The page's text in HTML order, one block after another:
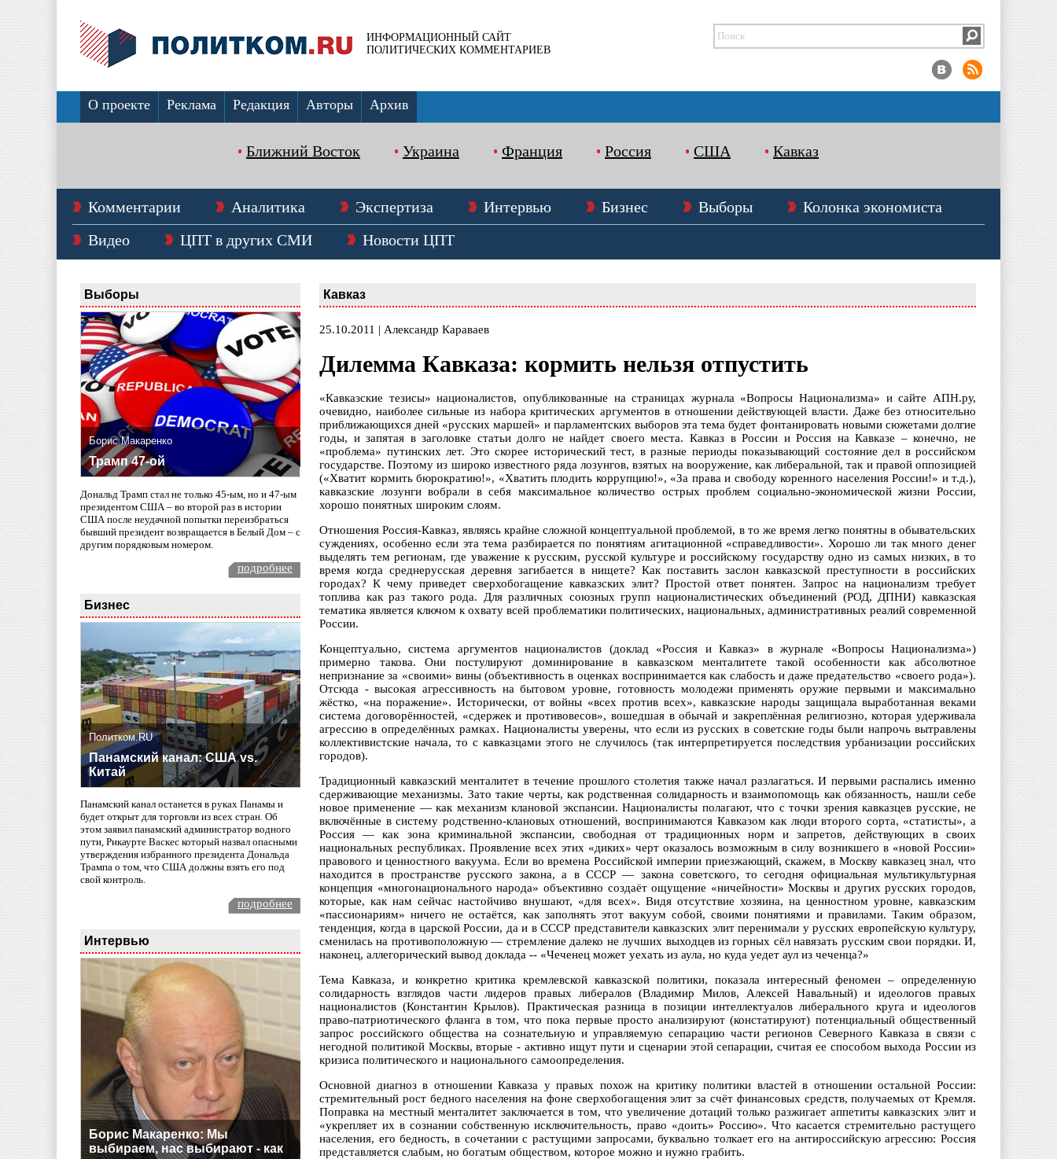
ИНФОРМАЦИОННЫЙ САЙТ
ПОЛИТИЧЕСКИХ КОММЕНТАРИЕВ
О проекте Реклама Редакция Авторы Архив
Ближний Восток Украина Франция Россия США Кавказ
Комментарии Аналитика Экспертиза Интервью Бизнес Выборы
Колонка экономиста
Видео
ЦПТ в других СМИ Новости ЦПТ
Выборы
Борис Макаренко
Трамп 47-ой
Дональд Трамп стал не только 45-ым, но и 47-ым
президентом США – во второй раз в истории
США после неудачной попытки переизбраться
бывший президент возвращается в Белый Дом – с
другим порядковым номером.
подробнее
Бизнес
Политком.RU
Панамский канал: США vs.
Китай
Панамский канал останется в руках Панамы и
будет открыт для торговли из всех стран. Об
этом заявил панамский администратор водного
пути, Рикаурте Васкес который назвал опасными
утверждения избранного президента Дональда
Трампа о том, что США должны взять его под
свой контроль.
подробнее
Интервью
Борис Макаренко: Мы
выбираем, нас выбирают - как
Кавказ
25.10.2011 | Александр Караваев
Дилемма Кавказа: кормить нельзя отпустить
«Кавказские тезисы» националистов, опубликованные на страницах журнала «Вопросы Национализма» и сайте АПН.ру,
очевидно, наиболее сильные из набора критических аргументов в отношении действующей власти. Даже без относительно
приближающихся дней «русских маршей» и парламентских выборов эта тема будет фонтанировать новыми сюжетами долгие
годы, и запятая в заголовке статьи долго не найдет своего места. Кавказ в России и Россия на Кавказе – конечно, не
«проблема» путинских лет. Это скорее исторический тест, в разные периоды показывающий состояние дел в российском
государстве. Поэтому из широко известного ряда лозунгов, взятых на вооружение, как либеральной, так и правой оппозицией
(«Хватит кормить бюрократию!», «Хватить плодить коррупцию!», «За права и свободу коренного населения России!» и т.д.),
кавказские лозунги вобрали в себя максимальное количество острых проблем социально-экономической жизни России,
хорошо понятных широким слоям.
Отношения Россия-Кавказ, являясь крайне сложной концептуальной проблемой, в то же время легко понятны в обывательских
суждениях, особенно если эта тема разбирается по понятиям агитационной «справедливости». Хорошо ли так много денег
выделять тем регионам, где уважение к русским, русской культуре и российскому государству одно из самых низких, в то
время когда среднерусская деревня загибается в нищете? Как поставить заслон кавказской преступности в российских
городах? К чему приведет сверхобогащение кавказских элит? Простой ответ понятен. Запрос на национализм требует
топлива как раз такого рода. Для различных союзных групп националистических объединений (РОД, ДПНИ) кавказская
тематика является ключом к охвату всей проблематики политических, национальных, административных реалий современной
России.
Концептуально, система аргументов националистов (доклад «Россия и Кавказ» в журнале «Вопросы Национализма»)
примерно такова. Они постулируют доминирование в кавказском менталитете такой особенности как абсолютное
непризнание за «своими» вины (объективность в оценках воспринимается как слабость и даже предательство «своего рода»).
Отсюда - высокая агрессивность на бытовом уровне, готовность молодежи применять оружие первыми и максимально
жёстко, «на поражение». Исторически, от войны «всех против всех», кавказские народы защищала выработанная веками
система договорённостей, «сдержек и противовесов», вошедшая в обычай и закреплённая религиозно, которая удерживала
агрессию в определённых рамках. Националисты уверены, что если из русских в советские годы были напрочь вытравлены
коллективистские начала, то с кавказцами этого не случилось (так интерпретируется последствия урбанизации российских
городов).
Традиционный кавказский менталитет в течение прошлого столетия также начал разлагаться. И первыми распались именно
сдерживающие механизмы. Зато такие черты, как родственная солидарность и взаимопомощь как обязанность, нашли себе
новое применение — как механизм клановой экспансии. Националисты полагают, что с точки зрения кавказцев русские, не
включённые в систему родственно-клановых отношений, воспринимаются Кавказом как люди второго сорта, «статисты», а
Россия — как зона криминальной экспансии, свободная от традиционных норм и запретов, действующих в своих
национальных республиках. Проявление всех этих «диких» черт оказалось возможным в силу возникшего в «новой России»
правового и ценностного вакуума. Если во времена Российской империи приезжающий, скажем, в Москву кавказец знал, что
находится в пространстве русского закона, а в СССР — закона советского, то сегодня официальная мультикультурная
концепция «многонационального народа» объективно создаёт ощущение «ничейности» Москвы и других русских городов,
которые, как нам сейчас настойчиво внушают, «для всех». Видя отсутствие хозяина, на ценностном уровне, кавказским
«пассионариям» ничего не остаётся, как заполнять этот вакуум собой, своими понятиями и правилами. Таким образом,
тенденция, когда в царской России, да и в СССР представители кавказских элит перенимали у русских европейскую культуру,
сменилась на противоположную — стремление далеко не лучших выходцев из горных сёл навязать русским свои порядки. И,
наконец, аллегорический вывод доклада -- «Чеченец может уехать из аула, но куда уедет аул из чеченца?»
Тема Кавказа, и конкретно критика кремлевской кавказской политики, показала интересный феномен – определенную
солидарность взглядов части лидеров правых либералов (Владимир Милов, Алексей Навальный) и идеологов правых
националистов (Константин Крылов). Практическая разница в позиции интеллектуалов либерального круга и идеологов
право-патриотического фланга в том, что пока первые просто анализируют (констатируют) потенциальный общественный
запрос российского общества на сознательную и управляемую сепарацию части регионов Северного Кавказа в связи с
негодной политикой Москвы, вторые - активно ищут пути и сценарии этой сепарации, считая ее способом выхода России из
кризиса политического и национального самоопределения.
Основной диагноз в отношении Кавказа у правых похож на критику политики властей в отношении остальной России:
стремительный рост бедного населения на фоне сверхобогащения элит за счёт финансовых средств, получаемых от Кремля.
Поправка на местный менталитет заключается в том, что увеличение дотаций только разжигает аппетиты кавказских элит и
«укрепляет их в сознании собственную исключительность, право «доить» Россию». Что касается стремительно растущего
населения, его бедность, в сочетании с растущими запросами, буквально толкает его на антироссийскую агрессию: Россия
представляется слабым, но богатым обществом, которое можно и нужно грабить.